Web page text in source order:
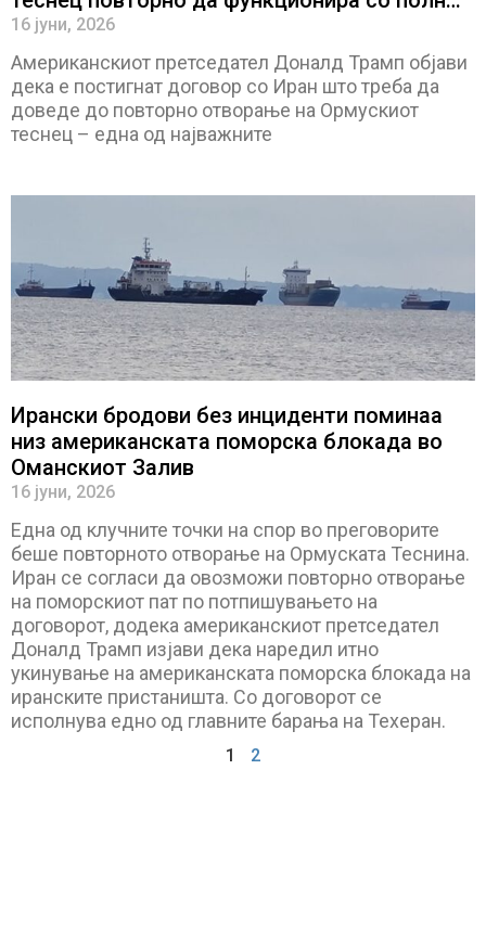
капацитет
16 јуни, 2026
Американскиот претседател Доналд Трамп објави
дека е постигнат договор со Иран што треба да
доведе до повторно отворање на Ормускиот
теснец – една од најважните
Ирански бродови без инциденти поминаа
низ американската поморска блокада во
Оманскиот Залив
16 јуни, 2026
Една од клучните точки на спор во преговорите
беше повторното отворање на Ормуската Теснина.
Иран се согласи да овозможи повторно отворање
на поморскиот пат по потпишувањето на
договорот, додека американскиот претседател
Доналд Трамп изјави дека наредил итно
укинување на американската поморска блокада на
иранските пристаништа. Со договорот се
исполнува едно од главните барања на Техеран.
1 2